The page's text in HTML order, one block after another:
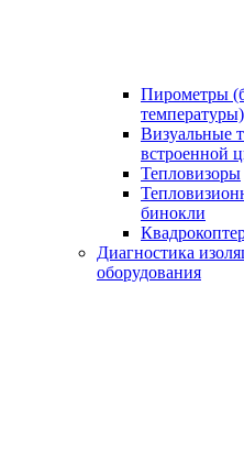
Пирометры
температуры)
Визуальные
встроенной
Тепловизоры
бинокли
Диагностика
оборудования